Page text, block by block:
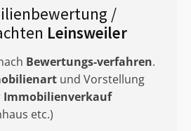
/
Leinsweiler
Bewertungs-verfahren.
und Vorstellung
Immobilienverkauf
etc.)